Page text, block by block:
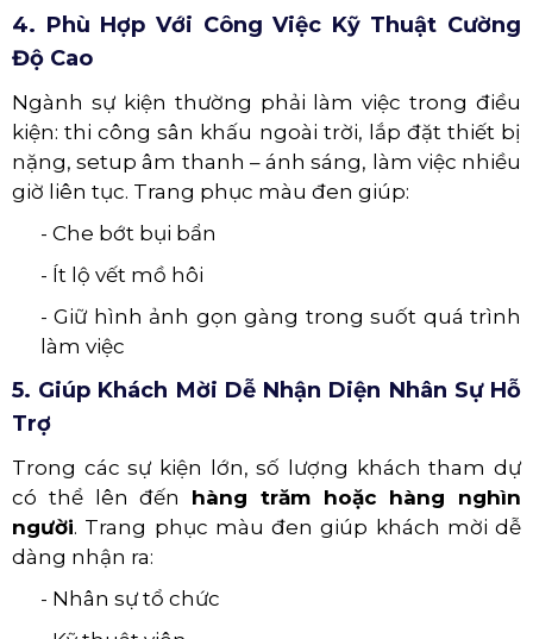
4. Phù Hợp Với Công Việc Kỹ Thuật Cường
Độ Cao
Ngành sự kiện thường phải làm việc trong điều
kiện: thi công sân khấu ngoài trời, lắp đặt thiết bị
nặng, setup âm thanh – ánh sáng, làm việc nhiều
giờ liên tục. Trang phục màu đen giúp:
- Che bớt bụi bẩn
- Ít lộ vết mồ hôi
- Giữ hình ảnh gọn gàng trong suốt quá trình
làm việc
5. Giúp Khách Mời Dễ Nhận Diện Nhân Sự Hỗ
Trợ
Trong các sự kiện lớn, số lượng khách tham dự
có thể lên đến hàng trăm hoặc hàng nghìn
người. Trang phục màu đen giúp khách mời dễ
dàng nhận ra:
- Nhân sự tổ chức